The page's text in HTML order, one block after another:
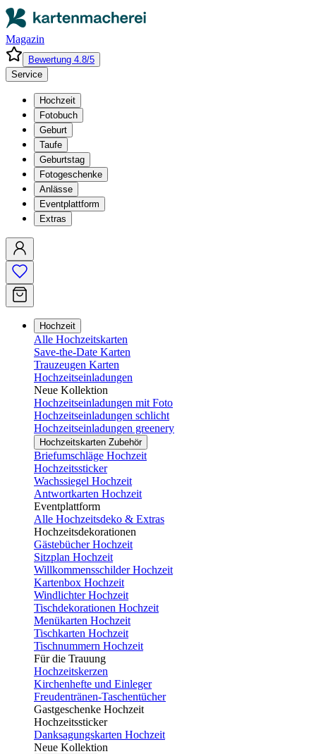
Magazin
Bewertung 4.8/5
Service
Hochzeit
Fotobuch
Geburt
Taufe
Geburtstag
Fotogeschenke
Anlässe
Eventplattform
Extras
Hochzeit
Alle Hochzeitskarten
Save-the-Date Karten
Trauzeugen Karten
Hochzeitseinladungen
Neue Kollektion
Hochzeitseinladungen mit Foto
Hochzeitseinladungen schlicht
Hochzeitseinladungen greenery
Hochzeitskarten Zubehör
Briefumschläge Hochzeit
Hochzeitssticker
Wachssiegel Hochzeit
Antwortkarten Hochzeit
Eventplattform
Alle Hochzeitsdeko & Extras
Hochzeitsdekorationen
Gästebücher Hochzeit
Sitzplan Hochzeit
Willkommensschilder Hochzeit
Kartenbox Hochzeit
Windlichter Hochzeit
Tischdekorationen Hochzeit
Menükarten Hochzeit
Tischkarten Hochzeit
Tischnummern Hochzeit
Für die Trauung
Hochzeitskerzen
Kirchenhefte und Einleger
Freudentränen-Taschentücher
Gastgeschenke Hochzeit
Hochzeitssticker
Danksagungskarten Hochzeit
Neue Kollektion